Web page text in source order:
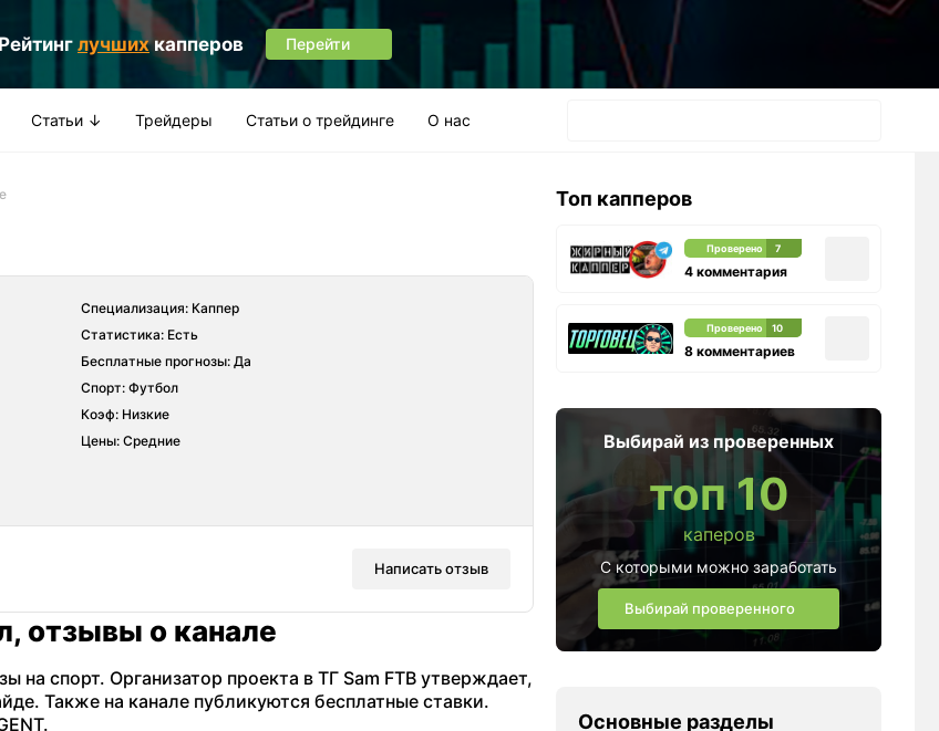
Рейтинг лучшихкапперов Перейти
Статьи ↓ Трейдеры Статьи о трейдинге О нас
Специализация: Каппер
Статистика: Есть
Бесплатные прогнозы: Да
Спорт: Футбол
Коэф: Низкие
Цены: Средние
Написать отзыв
отзывы о канале
на спорт. Организатор проекта в ТГ Sam FTB утверждает,
Также на канале публикуются бесплатные ставки.
Топ капперов
Проверено 7
4 комментария
Проверено 10
8 комментариев
Выбирай из проверенных
топ 10
каперов
С которыми можно заработать
Выбирай проверенного
Основные разделы